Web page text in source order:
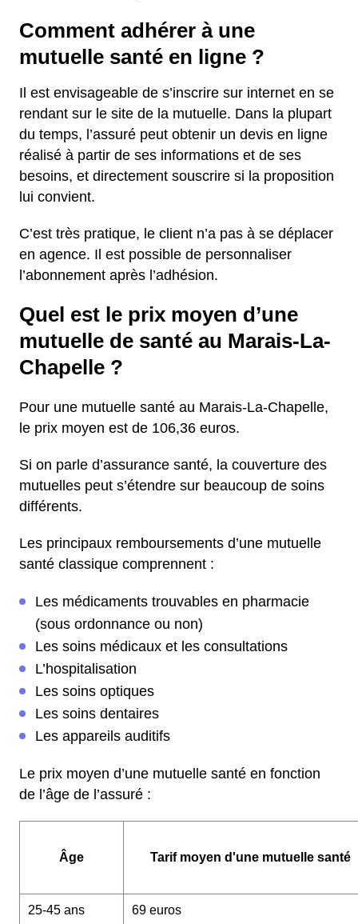
Comment adhérer à une
mutuelle santé en ligne ?
Il est envisageable de s’inscrire sur internet en se
rendant sur le site de la mutuelle. Dans la plupart
du temps, l’assuré peut obtenir un devis en ligne
réalisé à partir de ses informations et de ses
besoins, et directement souscrire si la proposition
lui convient.
C’est très pratique, le client n’a pas à se déplacer
en agence. Il est possible de personnaliser
l’abonnement après l’adhésion.
Quel est le prix moyen d’une
mutuelle de santé au Marais-La-
Chapelle ?
Pour une mutuelle santé au Marais-La-Chapelle,
le prix moyen est de 106,36 euros.
Si on parle d’assurance santé, la couverture des
mutuelles peut s’étendre sur beaucoup de soins
différents.
Les principaux remboursements d’une mutuelle
santé classique comprennent :
Les médicaments trouvables en pharmacie
(sous ordonnance ou non)
Les soins médicaux et les consultations
L’hospitalisation
Les soins optiques
Les soins dentaires
Les appareils auditifs
Le prix moyen d’une mutuelle santé en fonction
de l’âge de l’assuré :
Âge Tarif moyen d'une mutuelle santé
25-45 ans 69 euros